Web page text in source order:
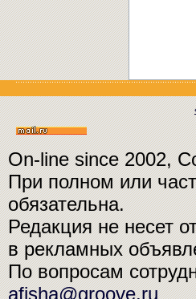
On-line since 2002,
При полном или
обязательна.
Редакция не несет
в рекламных
По вопросам
afisha@groove.ru